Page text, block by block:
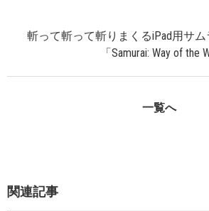
斬って斬って斬りまくるiPad用サ
「Samurai: Way of
一覧へ
関連記事